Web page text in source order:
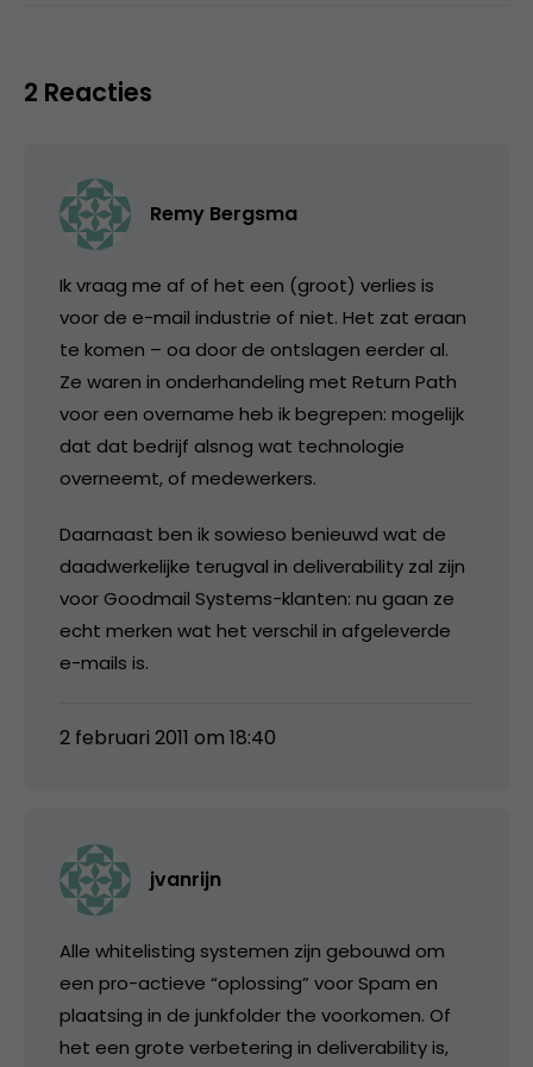
2 Reacties
Remy Bergsma
Ik vraag me af of het een (groot) verlies is
voor de e-mail industrie of niet. Het zat eraan
te komen – oa door de ontslagen eerder al.
Ze waren in onderhandeling met Return Path
voor een overname heb ik begrepen: mogelijk
dat dat bedrijf alsnog wat technologie
overneemt, of medewerkers.
Daarnaast ben ik sowieso benieuwd wat de
daadwerkelijke terugval in deliverability zal zijn
voor Goodmail Systems-klanten: nu gaan ze
echt merken wat het verschil in afgeleverde
e-mails is.
2 februari 2011 om 18:40
jvanrijn
Alle whitelisting systemen zijn gebouwd om
een pro-actieve “oplossing” voor Spam en
plaatsing in de junkfolder the voorkomen. Of
het een grote verbetering in deliverability is,